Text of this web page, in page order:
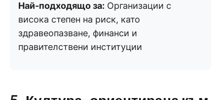
Най-подходящо за: Организации с
висока степен на риск, като
здравеопазване, финанси и
правителствени институции